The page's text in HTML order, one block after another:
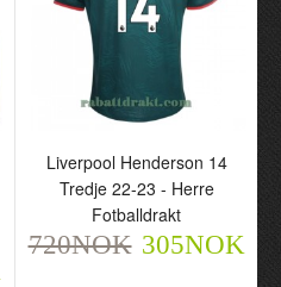
Tredje 22-23 - Herre
Fotballdrakt
720NOK 305NOK
Liverpool Henderson 14
Tredje 22-23 - Herre
Fotballdrakt
720NOK 305NOK